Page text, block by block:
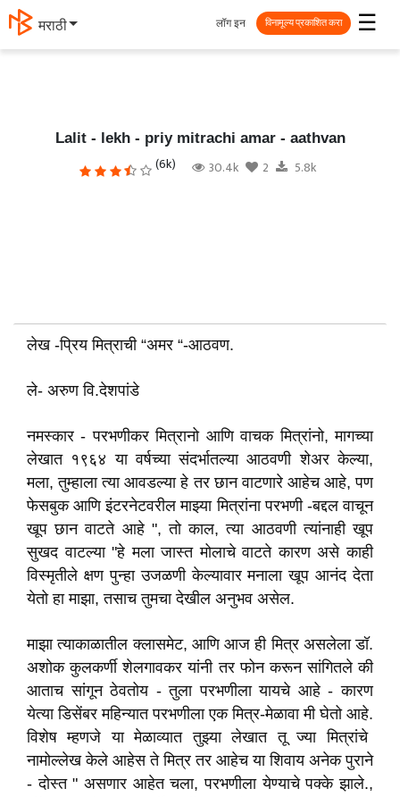
मराठी ☰
लॉग इन विनामूल्य प्रकाशित करा
Lalit - lekh - priy mitrachi amar - aathvan
(6k) 30.4k 2 5.8k
लेख -प्रिय मित्राची “अमर “-आठवण.
ले- अरुण वि.देशपांडे
नमस्कार - परभणीकर मित्रानो आणि वाचक मित्रांनो,मागच्या
लेखात १९६४ या वर्षच्या संदर्भातल्या आठवणी शेअर केल्या,
मला,तुम्हाला त्या आवडल्या हे तर छान वाटणारे आहेच आहे,पण
फेसबुक आणि इंटरनेटवरील माझ्या मित्रांना परभणी -बद्दल वाचून
खूप छान वाटते आहे ",तो काल,त्या आठवणी त्यांनाही खूप
सुखद वाटल्या "हे मला जास्त मोलाचे वाटते कारण असे काही
विस्मृतीले क्षण पुन्हा उजळणी केल्यावार मनाला खूप आनंद देता
येतो हा माझा,तसाच तुमचा देखील अनुभव असेल.
माझा त्याकाळातील क्लासमेट, आणि आज ही मित्र असलेला डॉ.
अशोक कुलकर्णी शेलगावकर यांनी तर फोन करून सांगितले की
आताच सांगून ठेवतोय - तुला परभणीला यायचे आहे - कारण
येत्या डिसेंबर महिन्यात परभणीला एक मित्र-मेळावा मी घेतो आहे.
विशेष म्हणजे या मेळाव्यात तुझ्या लेखात तू ज्या मित्रांचे
नामोल्लेख केले आहेस ते मित्र तर आहेच या शिवाय अनेक पुराने
- दोस्त " असणार आहेत चला,परभणीला येण्याचे पक्के झाले.,